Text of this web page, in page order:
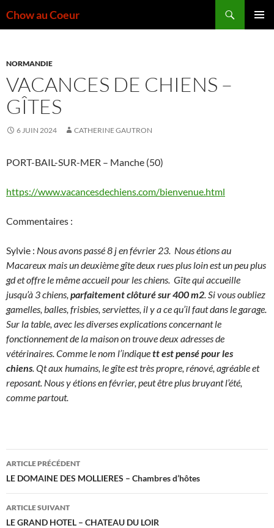
auChow au Coeur
NORMANDIE
VACANCES DE CHIENS –
GÎTES
6 JUIN 2024 CATHERINE GAUTRON
PORT-BAIL-SUR-MER – Manche (50)
https://www.vacancesdechiens.com/bienvenue.html
Commentaires :
Sylvie : Nous avons passé 8 j en février 23. Nous étions au
Macareux mais un deuxième gîte deux rues plus loin est un peu plus
gd et offre le même accueil pour les chiens. Gîte qui accueille
jusqu’à 3 chiens, parfaitement clôturé sur 400 m2. Si vous oubliez
gamelles, balles, frisbies, serviettes, il y a ce qu’il faut dans le garage.
Sur la table, avec les diverses explications concernant le
fonctionnement de la maison on trouve deux adresses de
vétérinaires. Comme le nom l’indiquett est pensépour les
chiens. Qt aux humains, le gîte est très propre, rénové, agréable et
reposant. Nous y étions en février, peut être plus bruyant l’été,
comme partout.
Navigation
des
articles
ARTICLE PRÉCÉDENT
LE DOMAINE DES MOLLIERES – Chambres d’hôtes
ARTICLE SUIVANT
LE GRAND HOTEL – CHATEAU DU LOIR